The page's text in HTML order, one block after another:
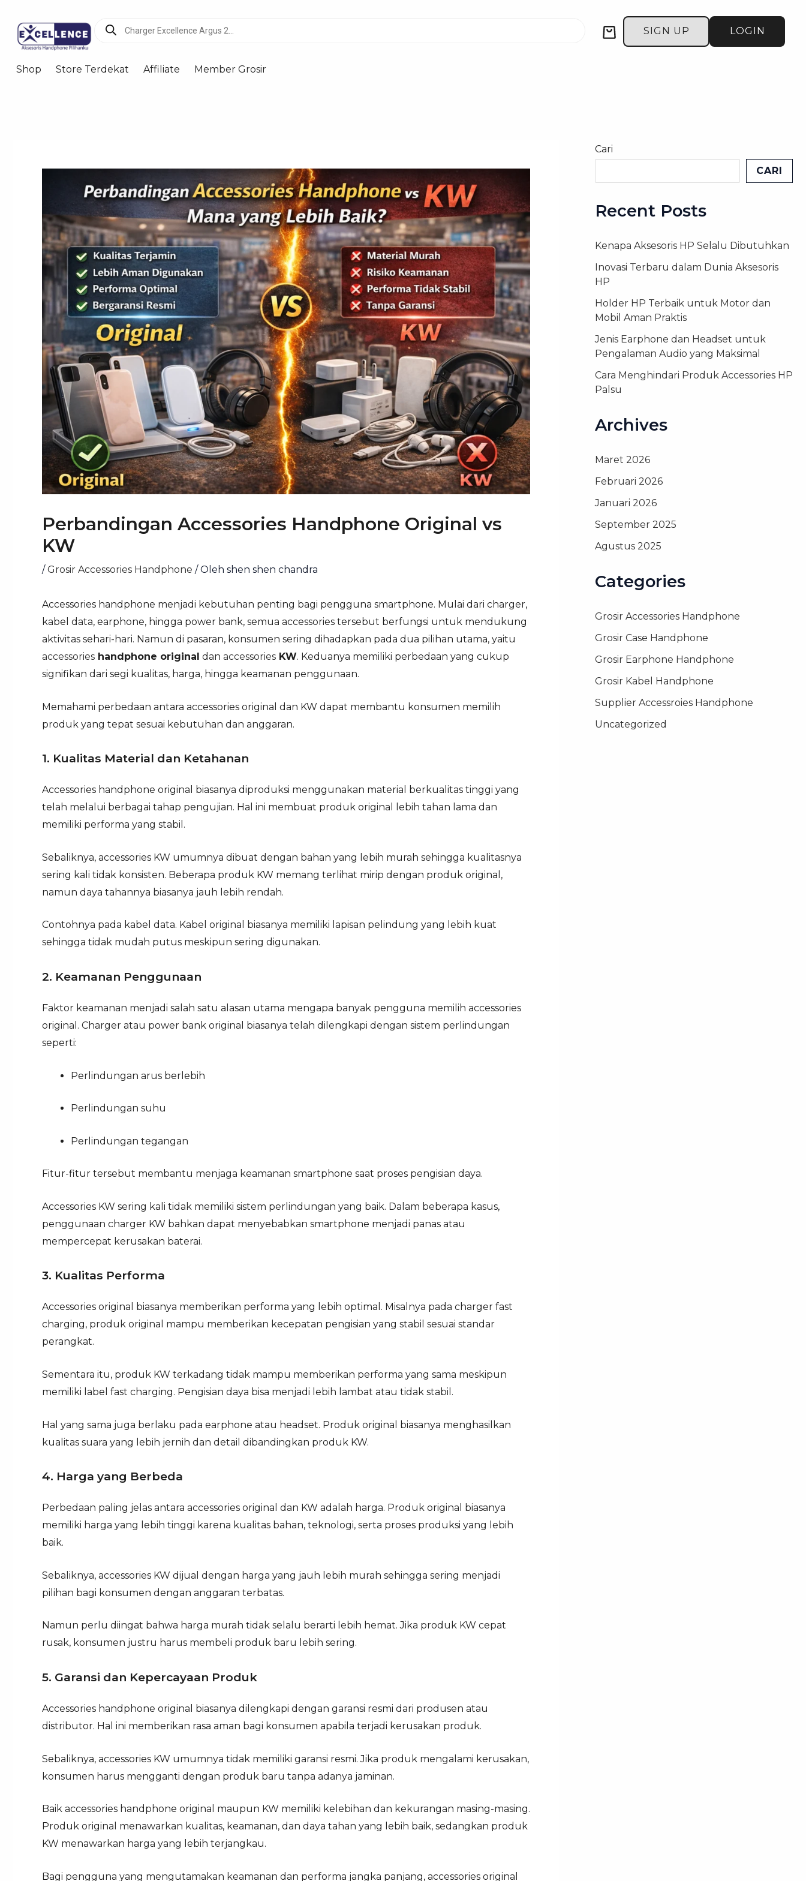
konten
search
Cart SIGN UP LOGIN
Shop Store Terdekat Affiliate Member Grosir
Perbandingan Accessories Handphone Original vs
KW
/Grosir Accessories Handphone / Oleh shen shen chandra
Accessories handphone menjadi kebutuhan penting bagi pengguna smartphone. Mulai dari charger,
kabel data, earphone, hingga power bank, semua accessories tersebut berfungsi untuk mendukung
aktivitas sehari-hari. Namun di pasaran, konsumen sering dihadapkan pada dua pilihan utama, yaitu
accessories handphone original dan accessories KW. Keduanya memiliki perbedaan yang cukup
signifikan dari segi kualitas, harga, hingga keamanan penggunaan.
Memahami perbedaan antara accessories original dan KW dapat membantu konsumen memilih
produk yang tepat sesuai kebutuhan dan anggaran.
1. Kualitas Material dan Ketahanan
Accessories handphone original biasanya diproduksi menggunakan material berkualitas tinggi yang
telah melalui berbagai tahap pengujian. Hal ini membuat produk original lebih tahan lama dan
memiliki performa yang stabil.
Sebaliknya, accessories KW umumnya dibuat dengan bahan yang lebih murah sehingga kualitasnya
sering kali tidak konsisten. Beberapa produk KW memang terlihat mirip dengan produk original,
namun daya tahannya biasanya jauh lebih rendah.
Contohnya pada kabel data. Kabel original biasanya memiliki lapisan pelindung yang lebih kuat
sehingga tidak mudah putus meskipun sering digunakan.
2. Keamanan Penggunaan
Faktor keamanan menjadi salah satu alasan utama mengapa banyak pengguna memilih accessories
original. Charger atau power bank original biasanya telah dilengkapi dengan sistem perlindungan
seperti:
Perlindungan arus berlebih
Perlindungan suhu
Perlindungan tegangan
Fitur-fitur tersebut membantu menjaga keamanan smartphone saat proses pengisian daya.
Accessories KW sering kali tidak memiliki sistem perlindungan yang baik. Dalam beberapa kasus,
penggunaan charger KW bahkan dapat menyebabkan smartphone menjadi panas atau
mempercepat kerusakan baterai.
3. Kualitas Performa
Accessories original biasanya memberikan performa yang lebih optimal. Misalnya pada charger fast
charging, produk original mampu memberikan kecepatan pengisian yang stabil sesuai standar
perangkat.
Sementara itu, produk KW terkadang tidak mampu memberikan performa yang sama meskipun
memiliki label fast charging. Pengisian daya bisa menjadi lebih lambat atau tidak stabil.
Hal yang sama juga berlaku pada earphone atau headset. Produk original biasanya menghasilkan
kualitas suara yang lebih jernih dan detail dibandingkan produk KW.
4. Harga yang Berbeda
Perbedaan paling jelas antara accessories original dan KW adalah harga. Produk original biasanya
memiliki harga yang lebih tinggi karena kualitas bahan, teknologi, serta proses produksi yang lebih
baik.
Sebaliknya, accessories KW dijual dengan harga yang jauh lebih murah sehingga sering menjadi
pilihan bagi konsumen dengan anggaran terbatas.
Namun perlu diingat bahwa harga murah tidak selalu berarti lebih hemat. Jika produk KW cepat
rusak, konsumen justru harus membeli produk baru lebih sering.
5. Garansi dan Kepercayaan Produk
Accessories handphone original biasanya dilengkapi dengan garansi resmi dari produsen atau
distributor. Hal ini memberikan rasa aman bagi konsumen apabila terjadi kerusakan produk.
Sebaliknya, accessories KW umumnya tidak memiliki garansi resmi. Jika produk mengalami kerusakan,
konsumen harus mengganti dengan produk baru tanpa adanya jaminan.
Baik accessories handphone original maupun KW memiliki kelebihan dan kekurangan masing-masing.
Produk original menawarkan kualitas, keamanan, dan daya tahan yang lebih baik, sedangkan produk
KW menawarkan harga yang lebih terjangkau.
Bagi pengguna yang mengutamakan keamanan dan performa jangka panjang, accessories original
Cari
CARI
Recent Posts
Kenapa Aksesoris HP Selalu Dibutuhkan
Inovasi Terbaru dalam Dunia Aksesoris
HP
Holder HP Terbaik untuk Motor dan
Mobil Aman Praktis
Jenis Earphone dan Headset untuk
Pengalaman Audio yang Maksimal
Cara Menghindari Produk Accessories HP
Palsu
Archives
Maret 2026
Februari 2026
Januari 2026
September 2025
Agustus 2025
Categories
Grosir Accessories Handphone
Grosir Case Handphone
Grosir Earphone Handphone
Grosir Kabel Handphone
Supplier Accessroies Handphone
Uncategorized